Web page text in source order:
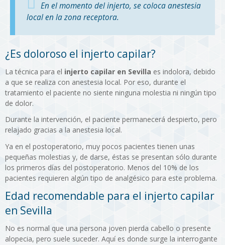
En el momento del injerto, se coloca anestesia
local en la zona receptora.
¿Es doloroso el injerto capilar?
La técnica para el injerto capilar en Sevilla es indolora, debido
a que se realiza con anestesia local. Por eso, durante el
tratamiento el paciente no siente ninguna molestia ni ningún tipo
de dolor.
Durante la intervención, el paciente permanecerá despierto, pero
relajado gracias a la anestesia local.
Ya en el postoperatorio, muy pocos pacientes tienen unas
pequeñas molestias y, de darse, éstas se presentan sólo durante
los primeros días del postoperatorio. Menos del 10% de los
pacientes requieren algún tipo de analgésico para este problema.
Edad recomendable para el injerto capilar
en Sevilla
No es normal que una persona joven pierda cabello o presente
alopecia, pero suele suceder. Aquí es donde surge la interrogante